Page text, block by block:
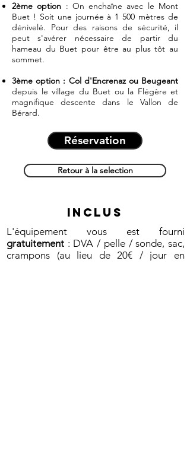
2ème option : On enchaîne avec le Mont
Buet ! Soit une journée à 1 500 mètres de
dénivelé. Pour des raisons de sécurité, il
peut s'avérer nécessaire de partir du
hameau du Buet pour être au plus tôt au
sommet.
3ème option : Col d'Encrenaz ou Beugeant
depuis le village du Buet ou la Flégère et
magnifique descente dans le Vallon de
Bérard.
Réservation
Retour à la selection
INCLUS
L'équipement vous est fourni
gratuitement : DVA / pelle / sonde, sac,
crampons (au lieu de 20€ / jour en